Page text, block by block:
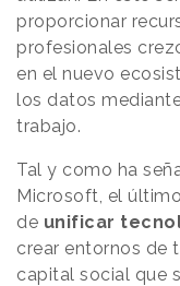
proporcionar
profesionales
en el nuevo
los datos
trabajo.
Tal y como ha
Microsoft, el
de unificar
crear entornos de
capital social que